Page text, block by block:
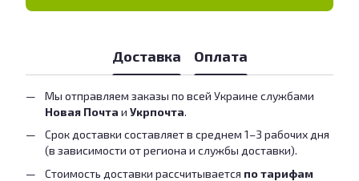
Доставка Оплата
Мы отправляем заказы по всей Украине службами
Новая Почта и Укрпочта.
Срок доставки составляет в среднем 1–3 рабочих дня
(в зависимости от региона и службы доставки).
Стоимость доставки рассчитывается по тарифам